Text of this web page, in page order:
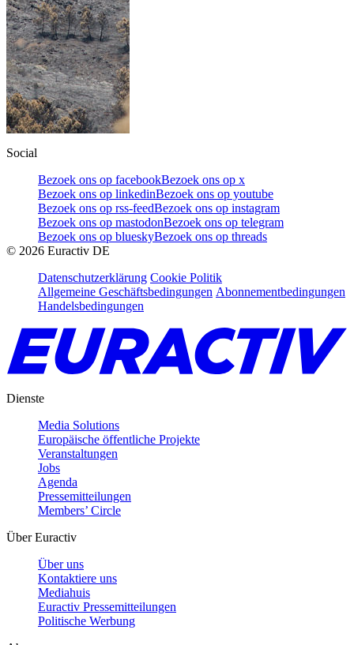
Social
Bezoek ons op facebookBezoek ons op x
Bezoek ons op linkedinBezoek ons op youtube
Bezoek ons op rss-feedBezoek ons op instagram
Bezoek ons op mastodonBezoek ons op telegram
Bezoek ons op blueskyBezoek ons op threads
© 2026 Euractiv DE
Datenschutzerklärung Cookie Politik
Allgemeine Geschäftsbedingungen Abonnementbedingungen
Handelsbedingungen
Dienste
Media Solutions
Europäische öffentliche Projekte
Veranstaltungen
Jobs
Agenda
Pressemitteilungen
Members’ Circle
Über Euractiv
Über uns
Kontaktiere uns
Mediahuis
Euractiv Pressemitteilungen
Politische Werbung